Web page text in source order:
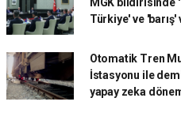
Türkiye' ve 'barış'
Otomatik Tren
İstasyonu ile
yapay zeka